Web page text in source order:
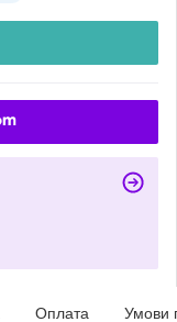
Оплата Умови